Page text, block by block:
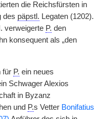
die Reichsfürsten in
des päpstl. Legaten (1202).
verweigerte P. den
konsequent als „den
für P. ein neues
Schwager Alexios
in Byzanz
und P.s Vetter Bonifatius